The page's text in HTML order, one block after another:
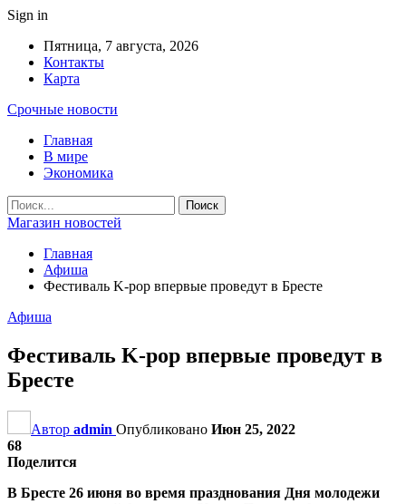
Sign in
Пятница, 7 августа, 2026
Контакты
Карта
Срочные новости
Главная
В мире
Экономика
Магазин новостей
Главная
Афиша
Фестиваль K-pop впервые проведут в Бресте
Афиша
Фестиваль K-pop впервые проведут в
Бресте
Автор admin Опубликовано Июн 25, 2022
68
Поделится
В Бресте 26 июня во время празднования Дня молодежи